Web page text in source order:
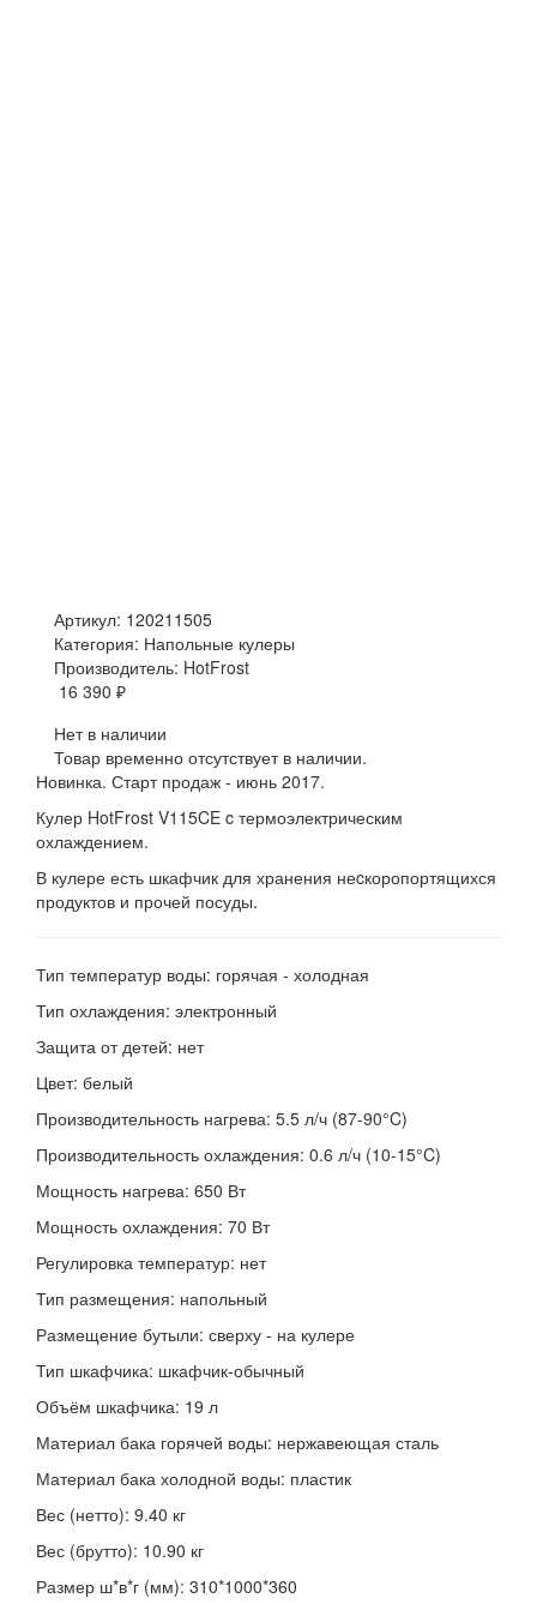
Артикул: 120211505
Категория: Напольные кулеры
Производитель: HotFrost
16 390 ₽
Нет в наличии
Товар временно отсутствует в наличии.
Новинка. Старт продаж - июнь 2017.
Кулер HotFrost V115CE c термоэлектрическим
охлаждением.
В кулере есть шкафчик для хранения неcкоропортящихся
продуктов и прочей посуды.
Тип температур воды: горячая - холодная
Тип охлаждения: электронный
Защита от детей: нет
Цвет: белый
Производительность нагрева: 5.5 л/ч (87-90°C)
Производительность охлаждения: 0.6 л/ч (10-15°C)
Мощность нагрева: 650 Вт
Мощность охлаждения: 70 Вт
Регулировка температур: нет
Тип размещения: напольный
Размещение бутыли: сверху - на кулере
Тип шкафчика: шкафчик-обычный
Объём шкафчика: 19 л
Материал бака горячей воды: нержавеющая сталь
Материал бака холодной воды: пластик
Вес (нетто): 9.40 кг
Вес (брутто): 10.90 кг
Размер ш*в*г (мм): 310*1000*360